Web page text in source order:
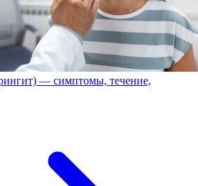
— симптомы, течение,